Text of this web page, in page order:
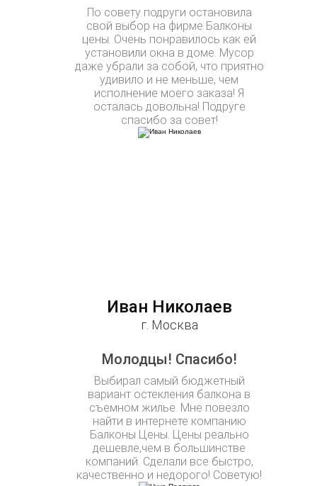
По совету подруги остановила
свой выбор на фирме Балконы
цены. Очень понравилось как ей
установили окна в доме. Мусор
даже убрали за собой, что приятно
удивило и не меньше, чем
исполнение моего заказа! Я
осталась довольна! Подруге
спасибо за совет!
Иван Николаев
г. Москва
Молодцы! Спасибо!
Выбирал самый бюджетный
вариант остекления балкона в
съемном жилье. Мне повезло
найти в интернете компанию
Балконы Цены. Цены реально
дешевле,чем в большинстве
компаний. Сделали все быстро,
качественно и недорого! Советую!